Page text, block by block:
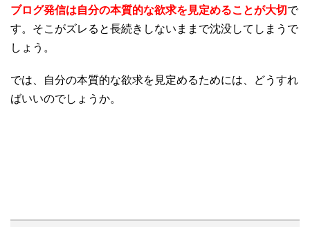
ブログ発信は自分の本質的な欲求を見定めることが大切で
す。そこがズレると長続きしないままで沈没してしまうで
しょう。
では、自分の本質的な欲求を見定めるためには、どうすれ
ばいいのでしょうか。